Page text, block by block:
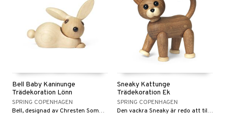
Bell Baby Kaninunge
Trädekoration Lönn
SPRING COPENHAGEN
Bell, designad av Chresten Sommer, är ren charm och sötma. Den lilla vita kaninen utstrålar ren glädje, och med sina rörliga spetsiga öron och en svans som påminner om en boll av bomull, är hon designad för att smälta hjärtan.
Sneaky Kattunge
Trädekoration Ek
SPRING COPENHAGEN
Den vackra Sneaky är redo att tillbringa sina nio liv med dig. Hon är alltid i rörelse och redo för nästa äventyr.